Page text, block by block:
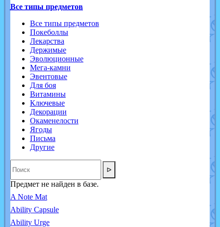
Все типы предметов
Все типы предметов
Покеболлы
Лекарства
Держимые
Эволюционные
Мега-камни
Эвентовые
Для боя
Витамины
Ключевые
Декорации
Окаменелости
Ягоды
Письма
Другие
ᐅ
Предмет не найден в базе.
A Note Mat
Ability Capsule
Ability Urge